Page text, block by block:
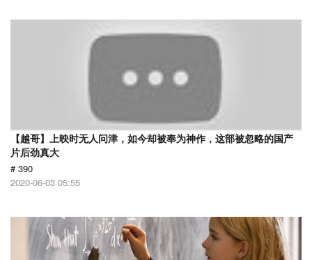
【越哥】上映时无人问津，如今却被奉为神作，这部被忽略的国产
片后劲真大
# 390
2020-06-03 05:55